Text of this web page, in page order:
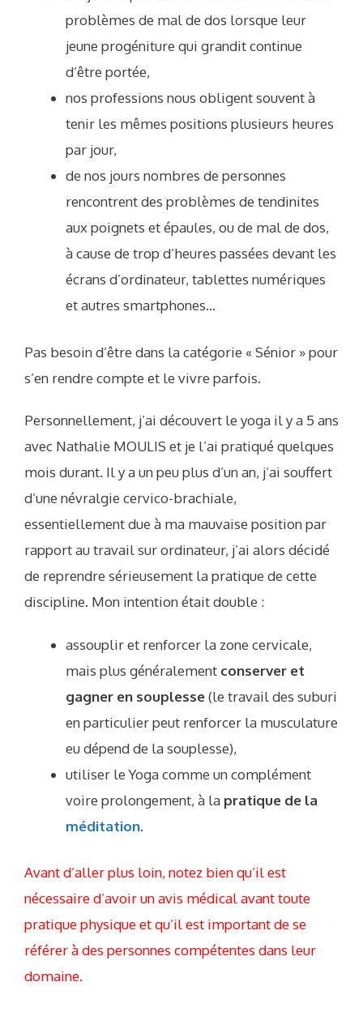
problèmes de mal de dos lorsque leur
jeune progéniture qui grandit continue
d’être portée,
nos professions nous obligent souvent à
tenir les mêmes positions plusieurs heures
par jour,
de nos jours nombres de personnes
rencontrent des problèmes de tendinites
aux poignets et épaules, ou de mal de dos,
à cause de trop d’heures passées devant les
écrans d’ordinateur, tablettes numériques
et autres smartphones…
Pas besoin d’être dans la catégorie « Sénior » pour
s’en rendre compte et le vivre parfois.
Personnellement, j’ai découvert le yoga il y a 5 ans
avec Nathalie MOULIS et je l’ai pratiqué quelques
mois durant. Il y a un peu plus d’un an, j’ai souffert
d’une névralgie cervico-brachiale,
essentiellement due à ma mauvaise position par
rapport au travail sur ordinateur, j’ai alors décidé
de reprendre sérieusement la pratique de cette
discipline. Mon intention était double :
assouplir et renforcer la zone cervicale,
mais plus généralement conserver et
gagner en souplesse(le travail des suburi
en particulier peut renforcer la musculature
eu dépend de la souplesse),
utiliser le Yoga comme un complément
voire prolongement, à la pratique de la
méditation.
Avant d’aller plus loin, notez bien qu’il est
nécessaire d’avoir un avis médical avant toute
pratique physique et qu’il est important de se
référer à des personnes compétentes dans leur
domaine.